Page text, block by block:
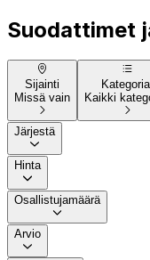
Suodattimet
Sijainti
Missä vain
Kaikki
Järjestä
Hinta
Osallistujamäärä
Arvio